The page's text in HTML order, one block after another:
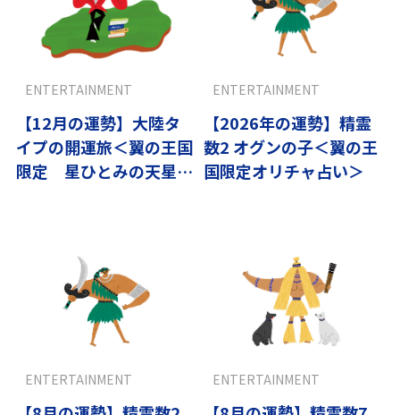
【12月の運勢】大陸タ
イプの開運旅＜翼の王国
限定 星ひとみの天星術
ENTERTAINMENT
【2026年の運勢】精霊
数2 オグンの子＜翼の王
国限定オリチャ占い＞
ENTERTAINMENT
ENTERTAINMENT ENTERTAINMENT